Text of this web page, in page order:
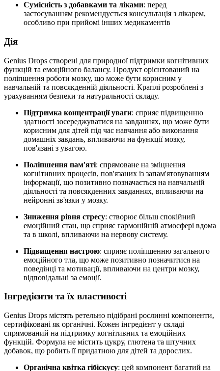
Сумісність з добавками та ліками: перед
застосуванням рекомендується консультація з лікарем,
особливо при прийомі інших медикаментів
Дія
Genius Drops створені для природної підтримки когнітивних
функцій та емоційного балансу. Продукт орієнтований на
поліпшення роботи мозку, що може бути корисним у
навчальній та повсякденній діяльності. Краплі розроблені з
урахуванням безпеки та натуральності складу.
Підтримка концентрації уваги: сприяє підвищенню
здатності зосереджуватися на завданнях, що може бути
корисним для дітей під час навчання або виконання
домашніх завдань, впливаючи на функції мозку,
пов'язані з увагою.
Поліпшення пам'яті: спрямоване на зміцнення
когнітивних процесів, пов'язаних із запам'ятовуванням
інформації, що позитивно позначається на навчальній
діяльності та повсякденних завданнях, впливаючи на
нейронні зв'язки у мозку.
Зниження рівня стресу: створює більш спокійний
емоційний стан, що сприяє гармонійній атмосфері вдома
та в школі, впливаючи на нервову систему.
Підвищення настрою: сприяє поліпшенню загального
емоційного тла, що може позитивно позначитися на
поведінці та мотивації, впливаючи на центри мозку,
відповідальні за емоції.
Інгредієнти та їх властивості
Genius Drops містять ретельно підібрані рослинні компоненти,
сертифіковані як органічні. Кожен інгредієнт у складі
спрямований на підтримку когнітивних та емоційних
функцій. Формула не містить цукру, глютена та штучних
добавок, що робить її придатною для дітей та дорослих.
Органічна квітка гібіскусу: цей компонент багатий на